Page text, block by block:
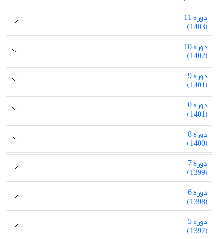
دوره 11
(1403)
دوره 10
(1402)
دوره 9
(1401)
دوره 0
(1401)
دوره 8
(1400)
دوره 7
(1399)
دوره 6
(1398)
دوره 5
(1397)